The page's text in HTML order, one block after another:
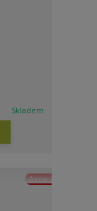
Skladem
Akce